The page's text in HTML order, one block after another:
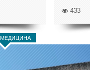
433
МЕДИЦИНА